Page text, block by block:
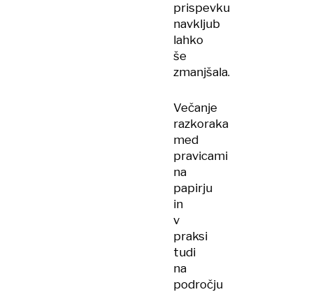
prispevku
navkljub
lahko
še
zmanjšala.
Večanje
razkoraka
med
pravicami
na
papirju
in
v
praksi
tudi
na
področju